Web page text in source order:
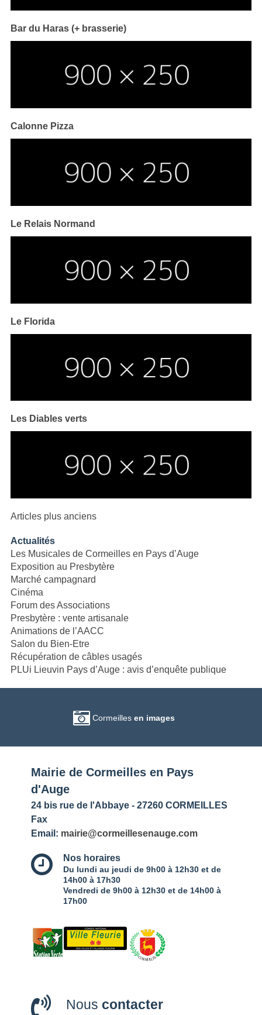
Bar du Haras (+ brasserie)
Calonne Pizza
Le Relais Normand
Le Florida
Les Diables verts
Navigation
articles
Articles plus anciens
Actualités
Les Musicales de Cormeilles en Pays d’Auge
Exposition au Presbytère
Marché campagnard
Cinéma
Forum des Associations
Presbytère : vente artisanale
Animations de l’AACC
Salon du Bien-Etre
Récupération de câbles usagés
PLUi Lieuvin Pays d’Auge : avis d’enquête publique
Cormeillesen images
Mairie de Cormeilles en Pays
d'Auge
24 bis rue de l'Abbaye - 27260 CORMEILLES
Fax
Email: mairie@cormeillesenauge.com
Nos horaires
Du lundi au jeudi de 9h00 à 12h30 et de
14h00 à 17h30
Vendredi de 9h00 à 12h30 et de 14h00 à
17h00
Nous contacter